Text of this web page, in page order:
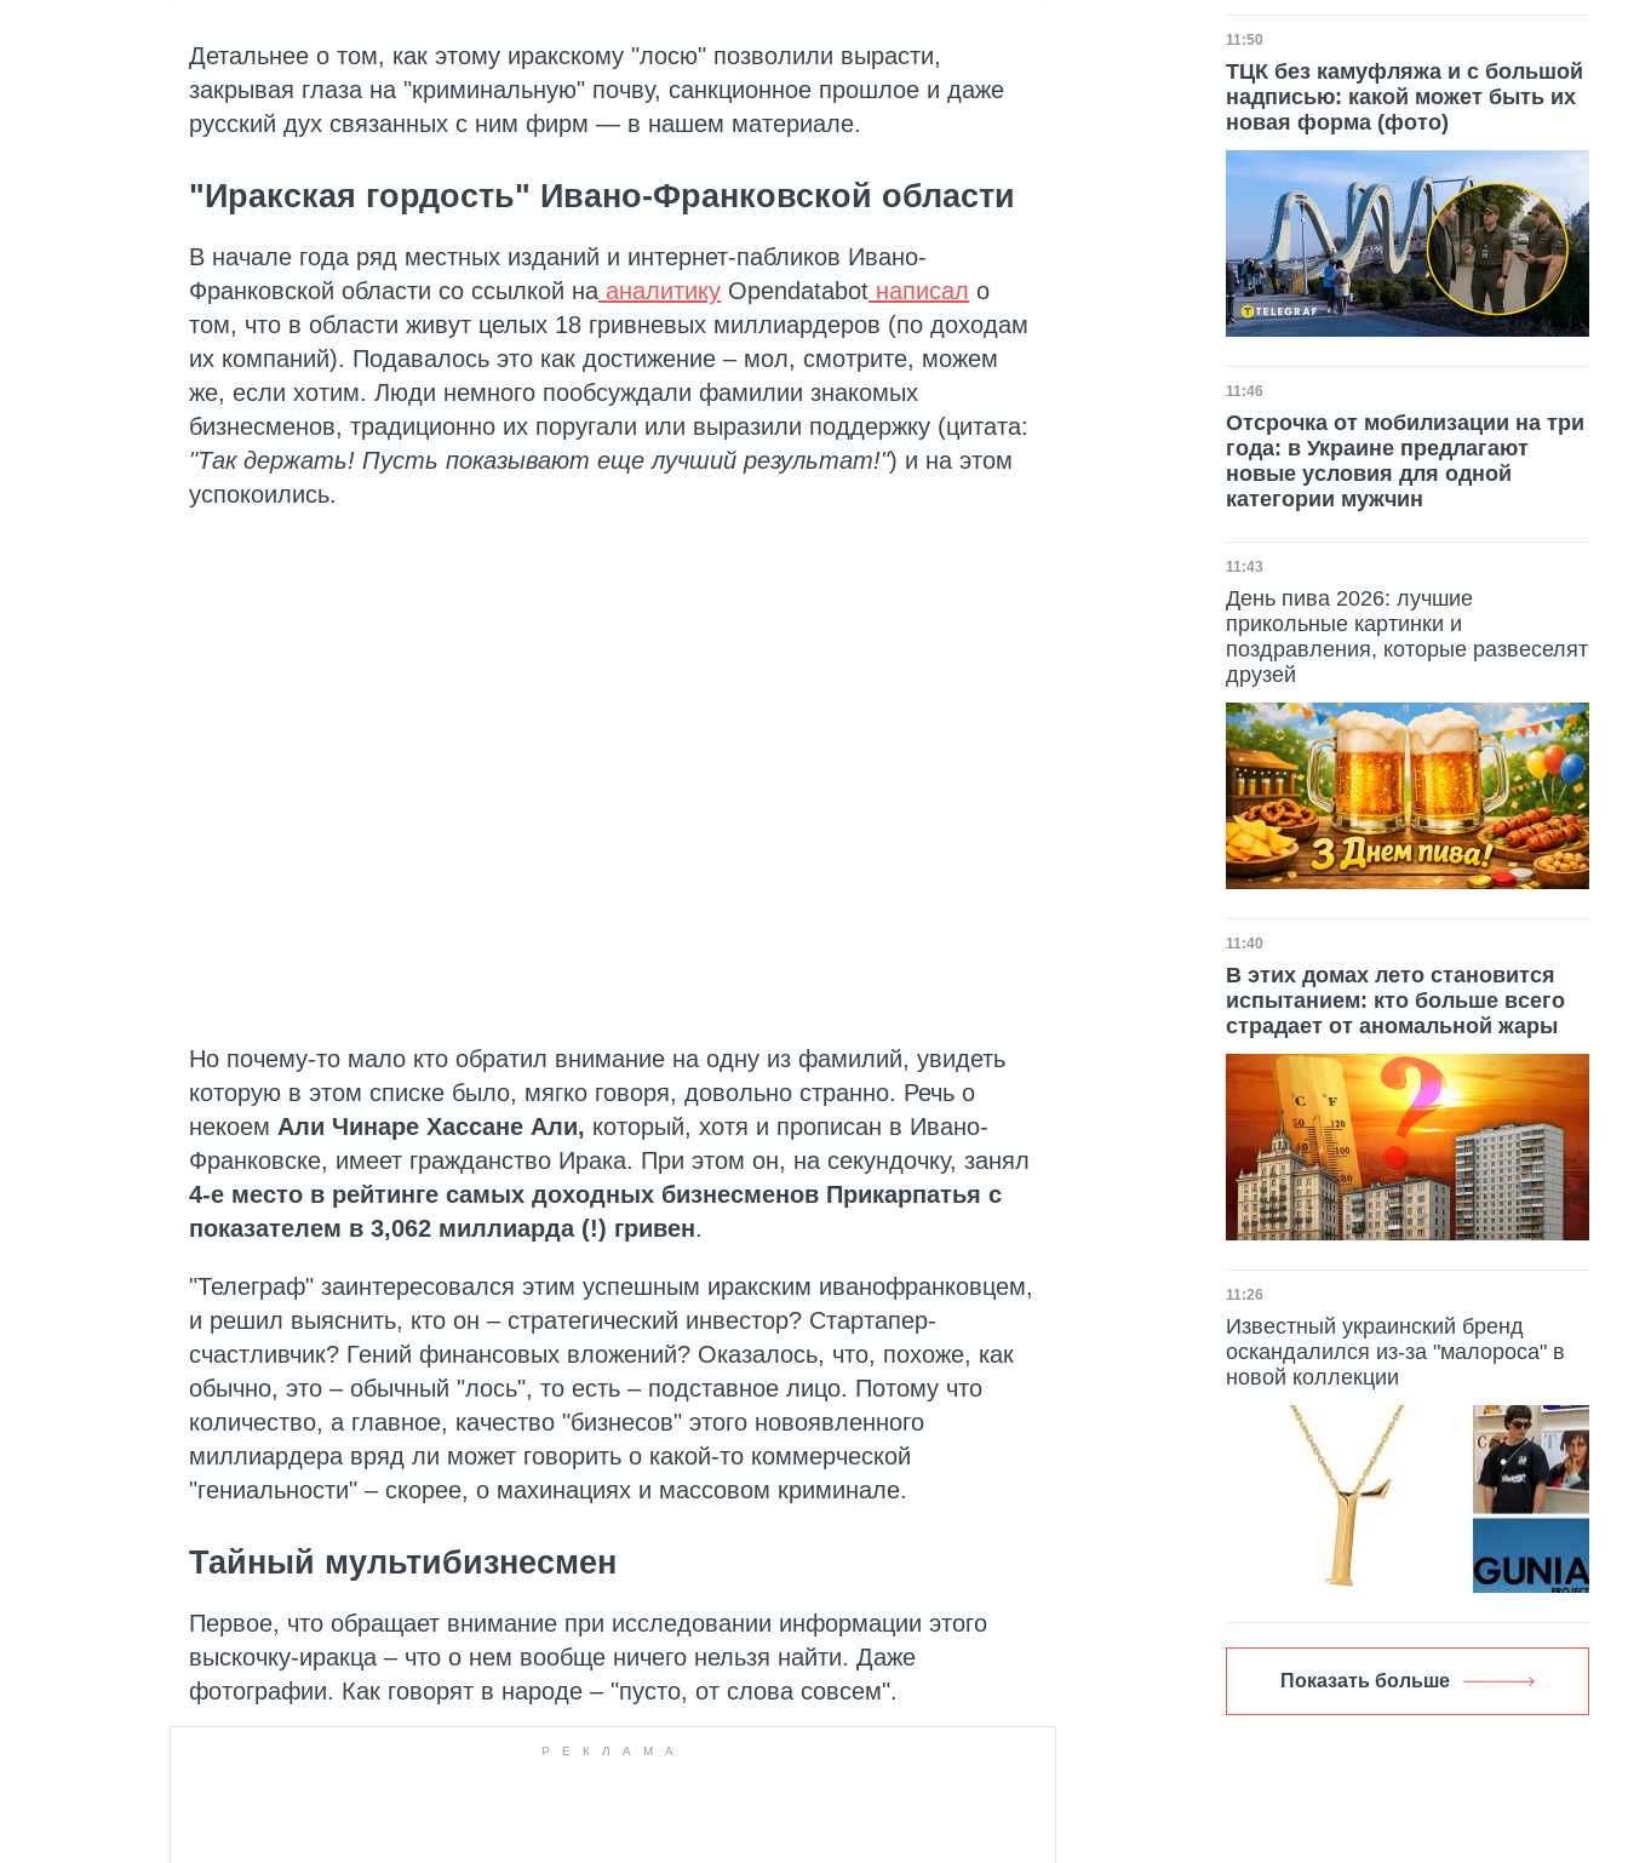
Детальнее о том, как этому иракскому "лосю" позволили вырасти,
закрывая глаза на "криминальную" почву, санкционное прошлое и даже
русский дух связанных с ним фирм — в нашем материале.
"Иракская гордость" Ивано-Франковской области
В начале года ряд местных изданий и интернет-пабликов Ивано-
Франковской области со ссылкой на аналитику Opendatabot написал о
том, что в области живут целых 18 гривневых миллиардеров (по доходам
их компаний). Подавалось это как достижение – мол, смотрите, можем
же, если хотим. Люди немного пообсуждали фамилии знакомых
бизнесменов, традиционно их поругали или выразили поддержку (цитата:
"Так держать! Пусть показывают еще лучший результат!") и на этом
успокоились.
Но почему-то мало кто обратил внимание на одну из фамилий, увидеть
которую в этом списке было, мягко говоря, довольно странно. Речь о
некоем Али Чинаре Хассане Али, который, хотя и прописан в Ивано-
Франковске, имеет гражданство Ирака. При этом он, на секундочку, занял
4-е место в рейтинге самых доходных бизнесменов Прикарпатья с
показателем в 3,062 миллиарда (!) гривен.
"Телеграф" заинтересовался этим успешным иракским иванофранковцем,
и решил выяснить, кто он – стратегический инвестор? Стартапер-
счастливчик? Гений финансовых вложений? Оказалось, что, похоже, как
обычно, это – обычный "лось", то есть – подставное лицо. Потому что
количество, а главное, качество "бизнесов" этого новоявленного
миллиардера вряд ли может говорить о какой-то коммерческой
"гениальности" – скорее, о махинациях и массовом криминале.
Тайный мультибизнесмен
Первое, что обращает внимание при исследовании информации этого
выскочку-иракца – что о нем вообще ничего нельзя найти. Даже
фотографии. Как говорят в народе – "пусто, от слова совсем".
Дата публикации
11:50
ТЦК без камуфляжа и с большой
надписью: какой может быть их
новая форма (фото)
Дата публикации
11:46
Отсрочка от мобилизации на три
года: в Украине предлагают
новые условия для одной
категории мужчин
Дата публикации
11:43
День пива 2026: лучшие
прикольные картинки и
поздравления, которые развеселят
друзей
Дата публикации
11:40
В этих домах лето становится
испытанием: кто больше всего
страдает от аномальной жары
Дата публикации
11:26
Известный украинский бренд
оскандалился из-за "малороса" в
новой коллекции
Показать больше